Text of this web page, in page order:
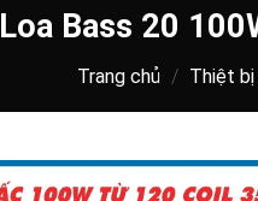
Loa Bass 20
Trang chủ / Thiệt bị